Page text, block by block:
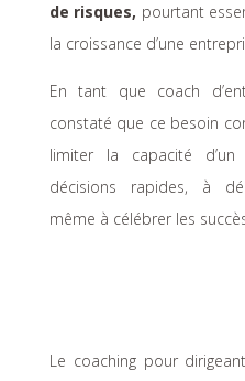
de risques, pourtant
la croissance d’une
En tant que coach
constaté que ce besoin
limiter la capacité
décisions rapides, à
même à célébrer les
Le coaching pour